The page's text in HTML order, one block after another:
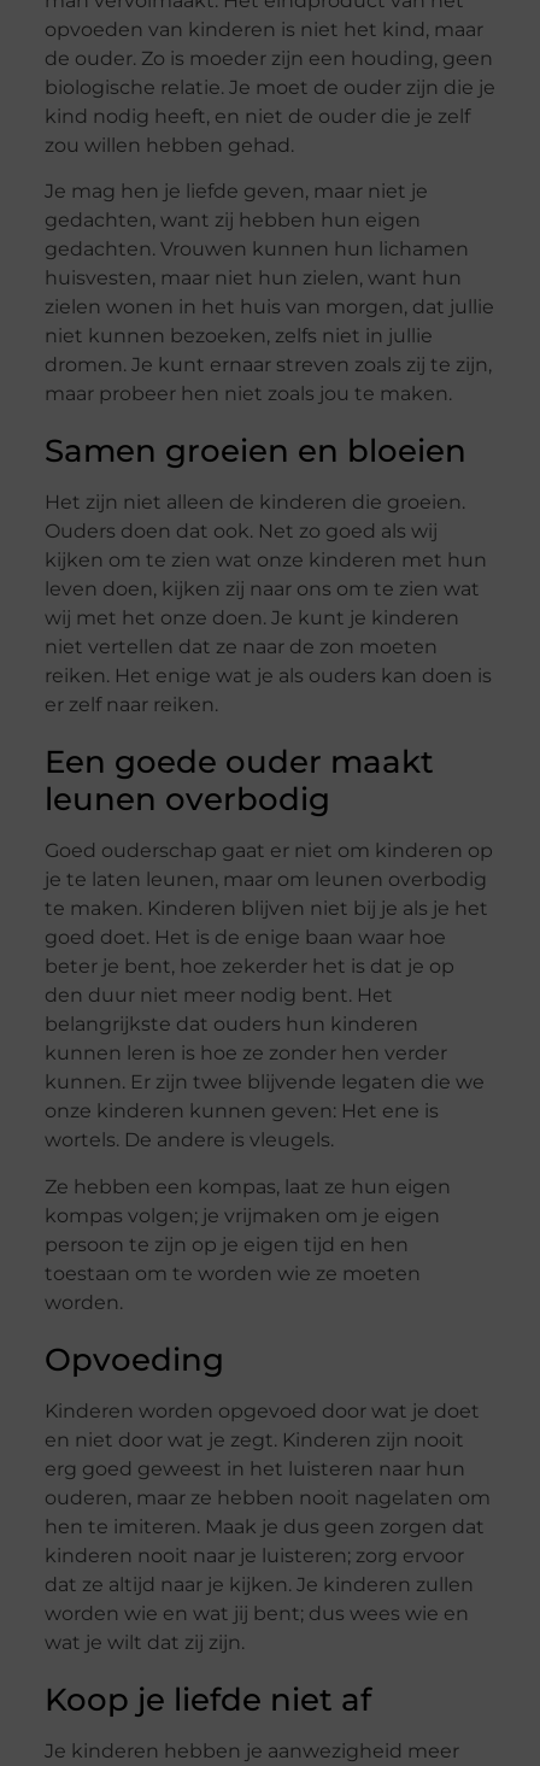
opvoeden van kinderen is niet het kind, maar
de ouder. Zo is moeder zijn een houding, geen
biologische relatie. Je moet de ouder zijn die je
kind nodig heeft, en niet de ouder die je zelf
zou willen hebben gehad.
Je mag hen je liefde geven, maar niet je
gedachten, want zij hebben hun eigen
gedachten. Vrouwen kunnen hun lichamen
huisvesten, maar niet hun zielen, want hun
zielen wonen in het huis van morgen, dat jullie
niet kunnen bezoeken, zelfs niet in jullie
dromen. Je kunt ernaar streven zoals zij te zijn,
maar probeer hen niet zoals jou te maken.
Samen groeien en bloeien
Het zijn niet alleen de kinderen die groeien.
Ouders doen dat ook. Net zo goed als wij
kijken om te zien wat onze kinderen met hun
leven doen, kijken zij naar ons om te zien wat
wij met het onze doen. Je kunt je kinderen
niet vertellen dat ze naar de zon moeten
reiken. Het enige wat je als ouders kan doen is
er zelf naar reiken.
Een goede ouder maakt
leunen overbodig
Goed ouderschap gaat er niet om kinderen op
je te laten leunen, maar om leunen overbodig
te maken. Kinderen blijven niet bij je als je het
goed doet. Het is de enige baan waar hoe
beter je bent, hoe zekerder het is dat je op
den duur niet meer nodig bent. Het
belangrijkste dat ouders hun kinderen
kunnen leren is hoe ze zonder hen verder
kunnen. Er zijn twee blijvende legaten die we
onze kinderen kunnen geven: Het ene is
wortels. De andere is vleugels.
Ze hebben een kompas, laat ze hun eigen
kompas volgen; je vrijmaken om je eigen
persoon te zijn op je eigen tijd en hen
toestaan om te worden wie ze moeten
worden.
Opvoeding
Kinderen worden opgevoed door wat je doet
en niet door wat je zegt. Kinderen zijn nooit
erg goed geweest in het luisteren naar hun
ouderen, maar ze hebben nooit nagelaten om
hen te imiteren. Maak je dus geen zorgen dat
kinderen nooit naar je luisteren; zorg ervoor
dat ze altijd naar je kijken. Je kinderen zullen
worden wie en wat jij bent; dus wees wie en
wat je wilt dat zij zijn.
Koop je liefde niet af
Je kinderen hebben je aanwezigheid meer